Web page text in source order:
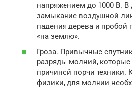
напряжением до 1000 В. В
замыкание воздушной
падения дерева и пробой
«на землю».
Гроза. Привычные
разряды молний, которые
причиной порчи техники.
физики, для молнии